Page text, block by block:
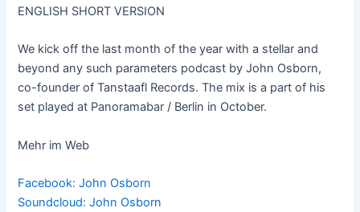
ENGLISH SHORT VERSION
We kick off the last month of the year with a stellar and
beyond any such parameters podcast by John Osborn,
co-founder of Tanstaafl Records. The mix is a part of his
set played at Panoramabar / Berlin in October.
Mehr im Web
Facebook: John Osborn
Soundcloud: John Osborn